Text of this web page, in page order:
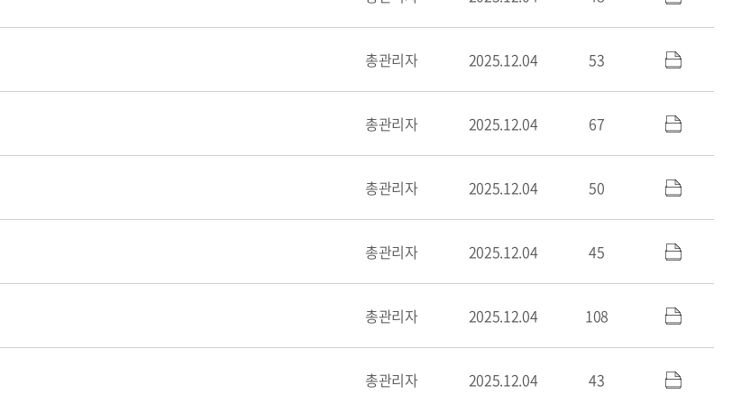
총관리자 2025.12.04 53
총관리자 2025.12.04 67
총관리자 2025.12.04 50
총관리자 2025.12.04 45
총관리자 2025.12.04 108
총관리자 2025.12.04 43